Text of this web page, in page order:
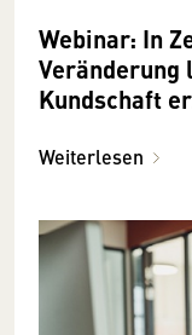
Webinar: In
Kundschaft
Weiterlesen